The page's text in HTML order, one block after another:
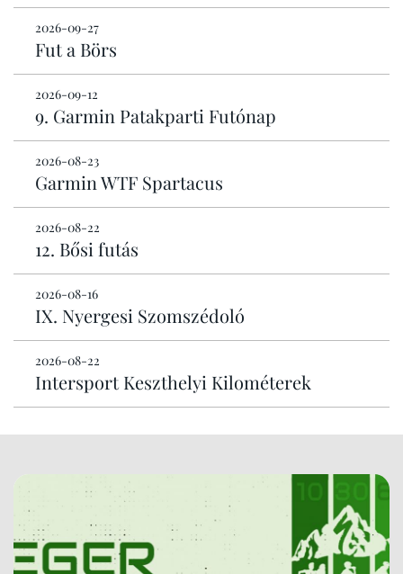
2026-09-27
Fut a Börs
2026-09-12
9. Garmin Patakparti Futónap
2026-08-23
Garmin WTF Spartacus
2026-08-22
12. Bősi futás
2026-08-16
IX. Nyergesi Szomszédoló
2026-08-22
Intersport Keszthelyi Kilométerek